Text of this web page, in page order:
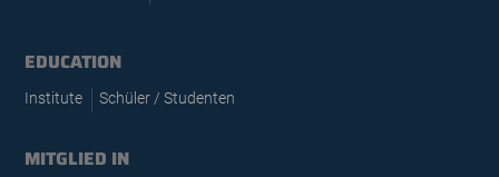
EDUCATION
Institute Schüler / Studenten
MITGLIED IN